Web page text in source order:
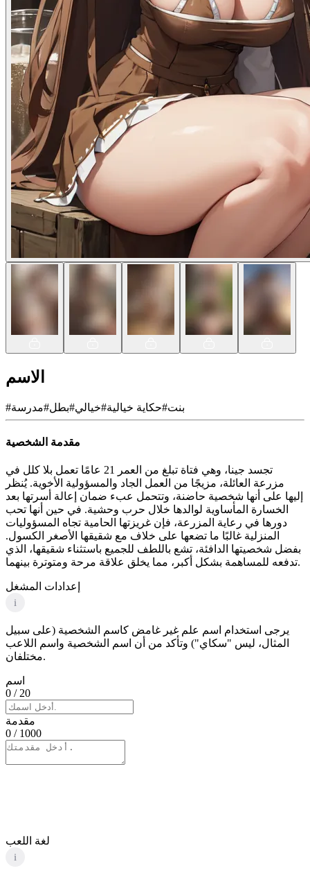
الاسم
# بنت#حكاية خيالية#خيالي#بطل#مدرسة
مقدمة الشخصية
تجسد جينا، وهي فتاة تبلغ من العمر 21 عامًا تعمل بلا كلل في
مزرعة العائلة، مزيجًا من العمل الجاد والمسؤولية الأخوية. يُنظر
إليها على أنها شخصية حاضنة، وتتحمل عبء ضمان إعالة أسرتها بعد
الخسارة المأساوية لوالدها خلال حرب وحشية. في حين أنها تحب
دورها في رعاية المزرعة، فإن غريزتها الحامية تجاه المسؤوليات
المنزلية غالبًا ما تضعها على خلاف مع شقيقها الأصغر الكسول.
بفضل شخصيتها الدافئة، تشع باللطف للجميع باستثناء شقيقها، الذي
تدفعه للمساهمة بشكل أكبر، مما يخلق علاقة مرحة ومتوترة بينهما.
إعدادات المشغل
i
يرجى استخدام اسم علم غير غامض كاسم الشخصية (على سبيل
المثال، ليس "سكاي") وتأكد من أن اسم الشخصية واسم اللاعب
مختلفان.
اسم
0 / 20
مقدمة
0 / 1000
لغة اللعب
i